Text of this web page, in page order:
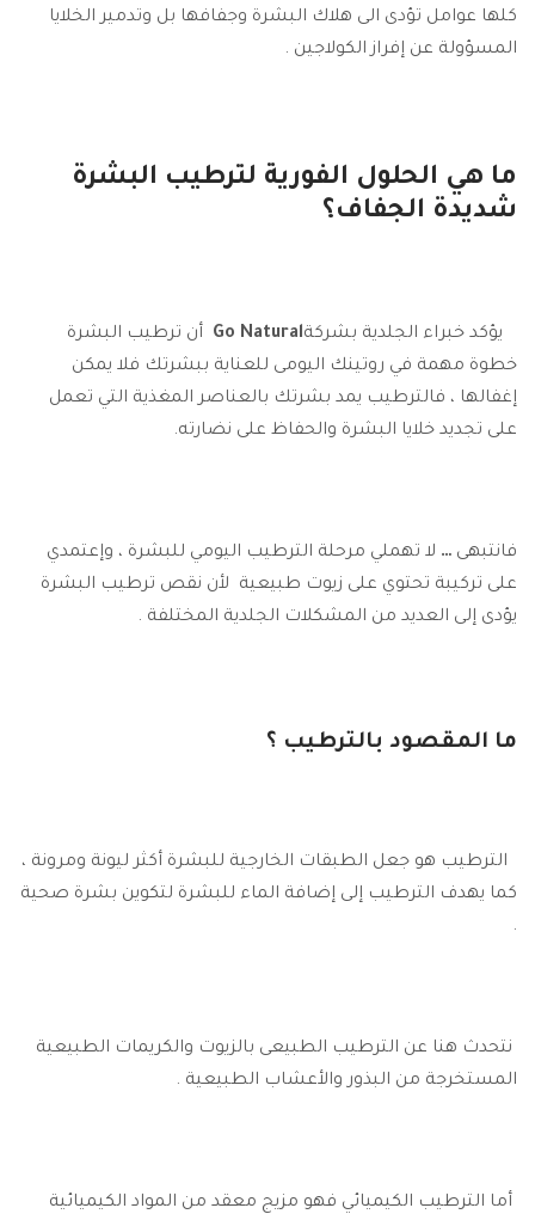
كلها عوامل تؤدى الى هلاك البشرة وجفافها بل وتدمير الخلايا
المسؤولة عن إفراز الكولاجين .
ما هي الحلول الفورية لترطيب البشرة
شديدة الجفاف؟
يؤكد خبراء الجلدية بشركةGo Natural أن ترطيب البشرة
خطوة مهمة في روتينك اليومى للعناية ببشرتك فلا يمكن
إغفالها ، فالترطيب يمد بشرتك بالعناصر المغذية التي تعمل
على تجديد خلايا البشرة والحفاظ على نضارته.
فانتبهى … لا تهملي مرحلة الترطيب اليومي للبشرة ، وإعتمدي
على تركيبة تحتوي على زيوت طبيعية لأن نقص ترطيب البشرة
يؤدى إلى العديد من المشكلات الجلدية المختلفة .
ما المقصود بالترطيب ؟
الترطيب هو جعل الطبقات الخارجية للبشرة أكثر ليونة ومرونة ،
كما يهدف الترطيب إلى إضافة الماء للبشرة لتكوين بشرة صحية
.
نتحدث هنا عن الترطيب الطبيعى بالزيوت والكريمات الطبيعية
المستخرجة من البذور والأعشاب الطبيعية .
أما الترطيب الكيميائي فهو مزيج معقد من المواد الكيميائية